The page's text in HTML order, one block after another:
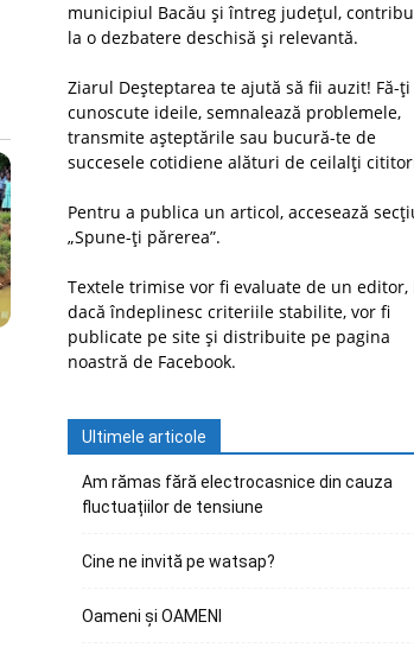
municipiul Bacău și întreg județul,
la o dezbatere deschisă și relevantă.
Ziarul Deșteptarea te ajută să fii auzit! Fă-ți
cunoscute ideile, semnalează problemele,
transmite așteptările sau bucură-te de
succesele cotidiene alături de ceilalți
Pentru a publica un articol, accesează
„Spune-ți părerea”.
Textele trimise vor fi evaluate de un editor,
dacă îndeplinesc criteriile stabilite, vor fi
publicate pe site și distribuite pe pagina
noastră de Facebook.
Ultimele articole
Am rămas fără electrocasnice din cauza
fluctuațiilor de tensiune
Cine ne invită pe watsap?
Oameni și OAMENI